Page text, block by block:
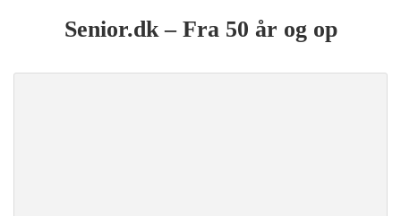
Senior.dk – Fra 50 år og op